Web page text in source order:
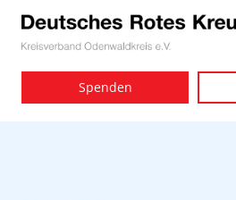
Zum
Inhalt
Spenden